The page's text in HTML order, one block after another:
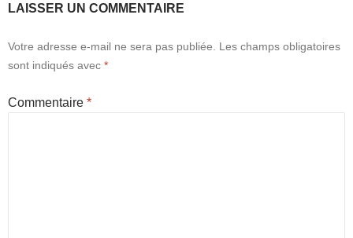
LAISSER UN COMMENTAIRE
Votre adresse e-mail ne sera pas publiée.
Les champs obligatoires
sont indiqués avec *
Commentaire *